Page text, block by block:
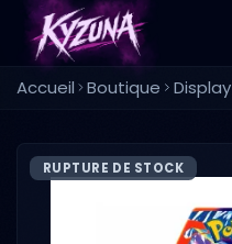
Accueil Boutique Display
RUPTURE DE STOCK